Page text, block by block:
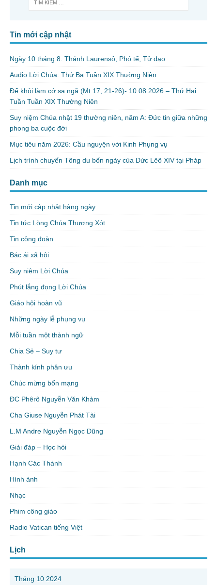
Tin mới cập nhật
Ngày 10 tháng 8: Thánh Laurensô, Phó tế, Tử đạo
Audio Lời Chúa: Thứ Ba Tuần XIX Thường Niên
Để khỏi làm cớ sa ngã (Mt 17, 21-26)- 10.08.2026 – Thứ Hai
Tuần Tuần XIX Thường Niên
Suy niệm Chúa nhật 19 thường niên, năm A: Đức tin giữa những
phong ba cuộc đời
Mục tiêu năm 2026: Cầu nguyện với Kinh Phụng vụ
Lịch trình chuyến Tông du bốn ngày của Đức Lêô XIV tại Pháp
Danh mục
Tin mới cập nhật hàng ngày
Tin tức Lòng Chúa Thương Xót
Tin cộng đoàn
Bác ái xã hội
Suy niệm Lời Chúa
Phút lắng đọng Lời Chúa
Giáo hội hoàn vũ
Những ngày lễ phụng vụ
Mỗi tuần một thành ngữ
Chia Sẻ – Suy tư
Thành kính phân ưu
Chúc mừng bổn mạng
ĐC Phêrô Nguyễn Văn Khảm
Cha Giuse Nguyễn Phát Tài
L.M Andre Nguyễn Ngọc Dũng
Giải đáp – Học hỏi
Hạnh Các Thánh
Hình ảnh
Nhạc
Phim công giáo
Radio Vatican tiếng Việt
Lịch
Tháng 10 2024